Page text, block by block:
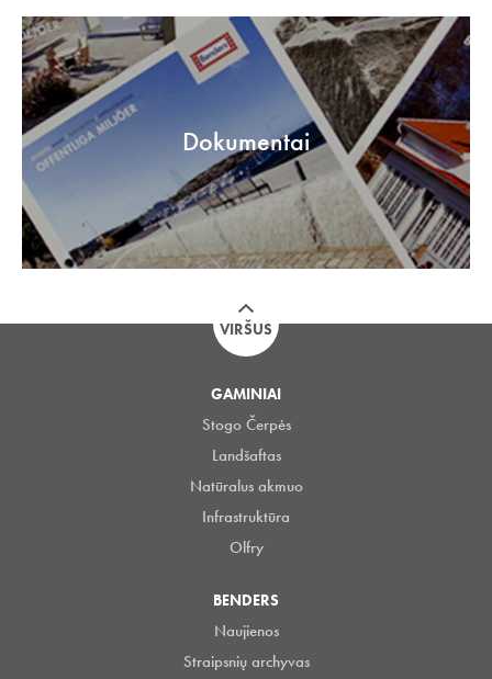
Dokumentai
VIRŠUS
GAMINIAI
Stogo Čerpės
Landšaftas
Natūralus akmuo
Infrastruktūra
Olfry
BENDERS
Naujienos
Straipsnių archyvas